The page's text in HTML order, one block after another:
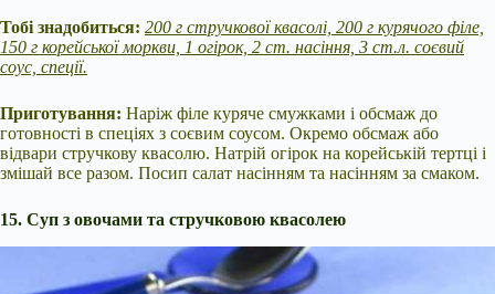
Тобі знадобиться: 200 г стручкової квасолі, 200 г курячого філе,
150 г корейської моркви, 1 огірок, 2 ст. насіння, 3 ст.л. соєвий
соус, спеції.
Приготування: Наріж філе куряче смужками і обсмаж до
готовності в спеціях з соєвим соусом. Окремо обсмаж або
відвари стручкову квасолю. Натрій огірок на корейській тертці і
змішай все разом. Посип салат насінням та насінням за смаком.
15. Суп з овочами та стручковою квасолею